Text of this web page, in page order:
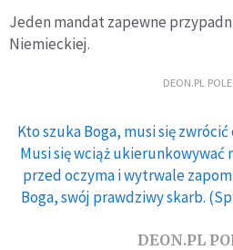
Jeden mandat zapewne
Niemieckiej.
DEON.PL
Kto szuka Boga, musi się
Musi się wciąż ukierunkowywać
przed oczyma i wytrwale
Boga, swój prawdziwy skarb.
DEON.PL